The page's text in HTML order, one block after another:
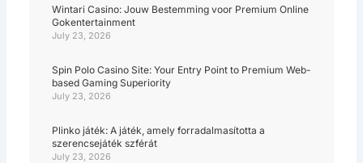
Wintari Casino: Jouw Bestemming voor Premium Online
Gokentertainment
July 23, 2026
Spin Polo Casino Site: Your Entry Point to Premium Web-
based Gaming Superiority
July 23, 2026
Plinko játék: A játék, amely forradalmasította a
szerencsejáték szférát
July 23, 2026